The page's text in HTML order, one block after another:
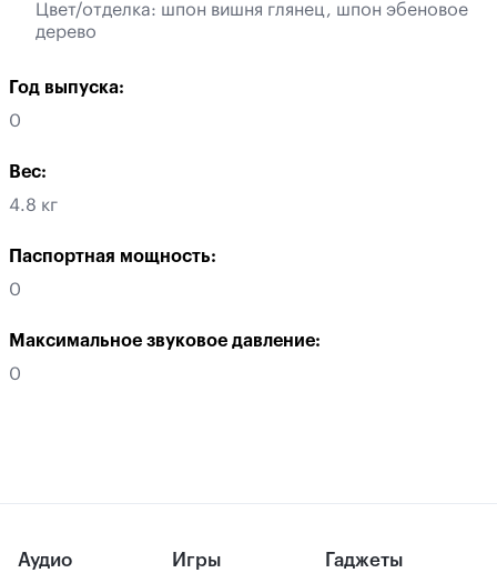
Цвет/отделка: шпон вишня глянец, шпон эбеновое
дерево
Год выпуска:
0
Вес:
4.8 кг
Паспортная мощность:
0
Максимальное звуковое давление:
0
Аудио Игры Гаджеты